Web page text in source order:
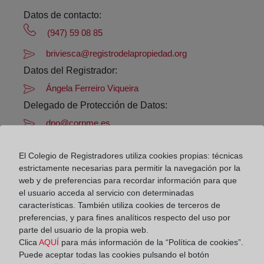
Datos de contacto:
(947) 59 08 85
briviesca@registrodelapropiedad.org
Datos del Registrador:
Ángela Ferreiro Viqueira
Delegado de Protección de Datos:
dpo@corpme.es
Otros municipios incluidos en el
distrito hipotecario
Abajas
Aguas Candidas
El Colegio de Registradores utiliza cookies propias: técnicas
estrictamente necesarias para permitir la navegación por la
web y de preferencias para recordar información para que
el usuario acceda al servicio con determinadas
características. También utiliza cookies de terceros de
preferencias, y para fines analíticos respecto del uso por
parte del usuario de la propia web.
Clica AQUÍ para más información de la “Política de cookies”.
Puede aceptar todas las cookies pulsando el botón